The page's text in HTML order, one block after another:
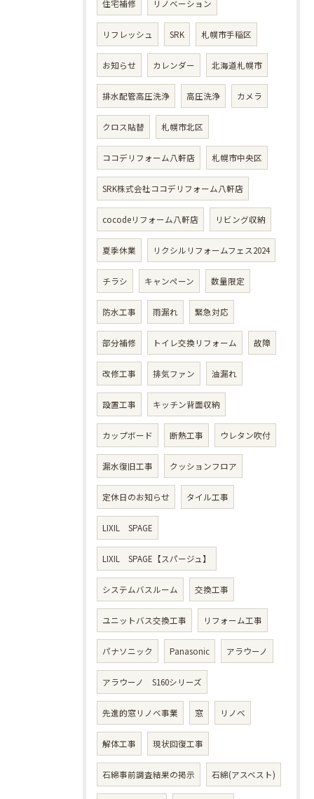
住宅補修 リノベーション
リフレッシュ SRK 札幌市手稲区
お知らせ カレンダー 北海道札幌市
排水配管高圧洗浄 高圧洗浄 カメラ
クロス貼替 札幌市北区
ココデリフォーム八軒店 札幌市中央区
SRK株式会社ココデリフォーム八軒店
cocodeリフォーム八軒店 リビング収納
夏季休業 リクシルリフォームフェス2024
チラシ キャンペーン 数量限定
防水工事 雨漏れ 緊急対応
部分補修 トイレ交換リフォーム 故障
改修工事 排気ファン 油漏れ
設置工事 キッチン背面収納
カップボード 断熱工事 ウレタン吹付
漏水復旧工事 クッションフロア
定休日のお知らせ タイル工事
LIXIL SPAGE
LIXIL SPAGE【スパージュ】
システムバスルーム 交換工事
ユニットバス交換工事 リフォーム工事
パナソニック Panasonic アラウーノ
アラウーノ S160シリーズ
先進的窓リノベ事業 窓 リノベ
解体工事 現状回復工事
石綿事前調査結果の掲示 石綿(アスベスト)